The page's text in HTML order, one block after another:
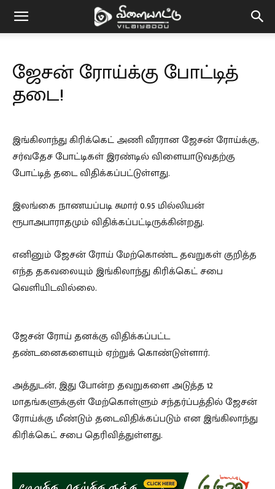
Vilaiyaddu
ஜேசன் ரோய்க்கு போட்டித்
தடை!
இங்கிலாந்து கிரிக்கெட் அணி வீரரான ஜேசன் ரோய்க்கு,
சர்வதேச போட்டிகள் இரண்டில் விளையாடுவதற்கு
போட்டித் தடை விதிக்கப்பட்டுள்ளது.
இலங்கை நாணயப்படி சுமார் 0.95 மில்லியன்
ரூபாஅபாராதமும் விதிக்கப்பட்டிருக்கின்றது.
எனினும் ஜேசன் ரோய் மேற்கொண்ட தவறுகள் குறித்த
எந்த தகவலையும் இங்கிலாந்து கிரிக்கெட் சபை
வெளியிடவில்லை.
ஜேசன் ரோய் தனக்கு விதிக்கப்பட்ட
தண்டனைகளையும் ஏற்றுக் கொண்டுள்ளார்.
அத்துடன், இது போன்ற தவறுகளை அடுத்த 12
மாதங்களுக்குள் மேற்கொள்ளும் சந்தர்ப்பத்தில் ஜேசன்
ரோய்க்கு மீண்டும் தடைவிதிக்கப்படும் என இங்கிலாந்து
கிரிக்கெட் சபை தெரிவித்துள்ளது.